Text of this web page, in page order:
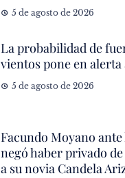
5 de agosto de 2026
La probabilidad de
vientos pone en alerta
5 de agosto de 2026
Facundo Moyano ante
negó haber privado
a su novia Candela